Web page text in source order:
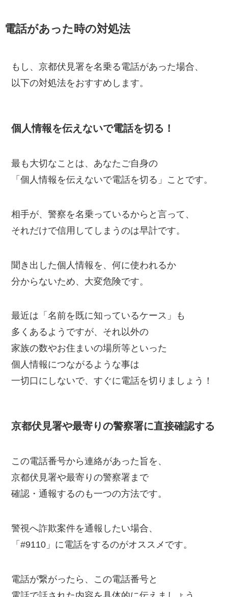
電話があった時の対処法
もし、京都伏見署を名乗る電話があった場合、
以下の対処法をおすすめします。
個人情報を伝えないで電話を切る！
最も大切なことは、あなたご自身の
「個人情報を伝えないで電話を切る」ことです。
相手が、警察を名乗っているからと言って、
それだけで信用してしまうのは早計です。
聞き出した個人情報を、何に使われるか
分からないため、大変危険です。
最近は「名前を既に知っているケース」も
多くあるようですが、それ以外の
家族の数やお住まいの場所等といった
個人情報につながるような事は
一切口にしないで、すぐに電話を切りましょう！
京都伏見署や最寄りの警察署に直接確認する
この電話番号から連絡があった旨を、
京都伏見署や最寄りの警察署まで
確認・通報するのも一つの方法です。
警視へ詐欺案件を通報したい場合、
「#9110」に電話をするのがオススメです。
電話が繋がったら、この電話番号と